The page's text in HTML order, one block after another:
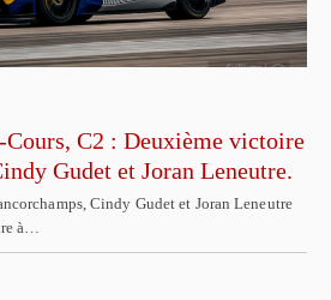
C2 : Deuxième victoire
Gudet et Joran Leneutre.
Cindy Gudet et Joran Leneutre
à…